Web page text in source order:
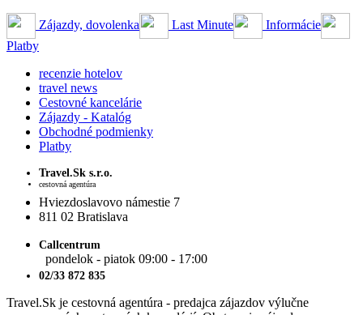
Zájazdy, dovolenka Last Minute
Informácie
Platby
recenzie hotelov
travel news
Cestovné kancelárie
Zájazdy - Katalóg
Obchodné podmienky
Platby
Travel.Sk s.r.o.
cestovná agentúra
Hviezdoslavovo námestie 7
811 02 Bratislava
Callcentrum
pondelok - piatok 09:00 - 17:00
02/33 872 835
Travel.Sk je cestovná agentúra - predajca zájazdov výlučne